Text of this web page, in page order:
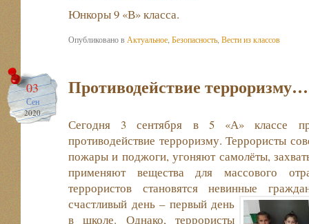
Юнкоры 9 «В» класса.
Опубликовано в Актуальное Безопасность Вести из классов
03
Сен
2020
Противодействие терроризму…
Сегодня 3 сентября в 5 «А» классе
противодействие терроризму. Террористы
пожары и поджоги, угоняют самолёты,
применяют вещества для массового
террористов становятся невинные
счастливый день – первый день
в школе. Однако, террористы